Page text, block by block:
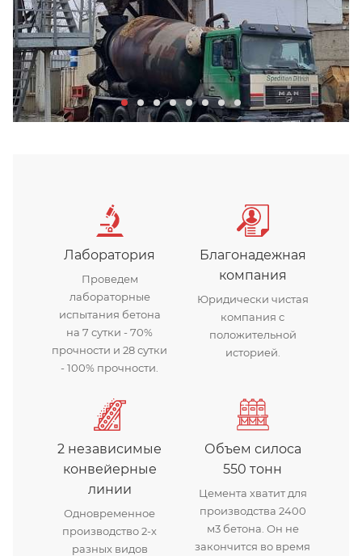
Лаборатория
Проведем
лабораторные
испытания бетона
на 7 сутки - 70%
прочности и 28 сутки
- 100% прочности.
Благонадежная
компания
Юридически чистая
компания с
положительной
историей.
2 независимые
конвейерные
линии
Одновременное
производство 2-х
разных видов
Объем силоса
550 тонн
Цемента хватит для
производства 2400
м3 бетона. Он не
закончится во время